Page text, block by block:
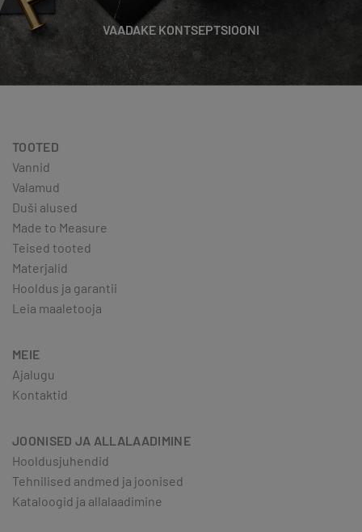
VAADAKE KONTSEPTSIOONI
TOOTED
Vannid
Valamud
Duši alused
Made to Measure
Teised tooted
Materjalid
Hooldus ja garantii
Leia maaletooja
MEIE
Ajalugu
Kontaktid
JOONISED JA ALLALAADIMINE
Hooldusjuhendid
Tehnilised andmed ja joonised
Kataloogid ja allalaadimine